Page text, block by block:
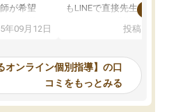
が希望
など選ぶ
で良いか
できま
年09月12日
もLINEで直接先生に質問
めれるので、個人に合
いなのがあり(有料)、受
ことをどんなスケジュー
くか相談したのですが、
ち期待したものではなく
投稿日：
オンライン個別指導】の口
コミをもっとみる